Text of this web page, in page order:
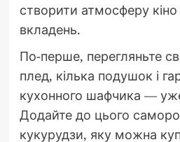
створити атмосферу кіно
вкладень.
По-перше, перегляньте
плед, кілька подушок і
кухонного шафчика —
Додайте до цього
кукурудзи, яку можна